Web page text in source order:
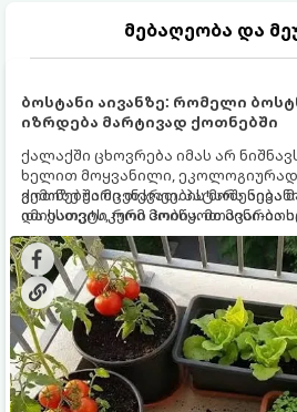
მებაღეობა და
ბოსტანი აივანზე: რომელი
იზრდება მარტივად ქოთნებში
ქალაქში ცხოვრება იმას არ
ხელით მოყვანილი,
გემოზე უარი თქვათ. პატარა
იმისათვის, რომ მოიწყოთ მინი-
ყოველდღიურად ახალ, არომატულ
ბოსტნეულს მოკრეფთ.
ქოთნებში მცენარეების მოშენება
და ესთეტიკური ჰობია. მთავარია
კულტურები ეგუებიან ქოთნის
და როგორ მოუაროთ მათ სწორად.